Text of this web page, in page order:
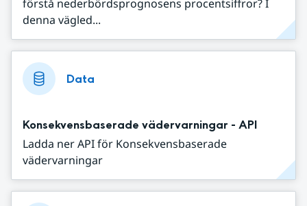
förstå nederbördsprognosens procentsiffror? I
denna vägled...
Data
Konsekvensbaserade vädervarningar - API
Ladda ner API för Konsekvensbaserade
vädervarningar